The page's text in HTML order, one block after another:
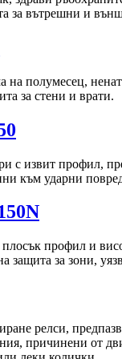
за вътрешни и
полумесец,
за стени и врати.
с извит профил,
към ударни
профил и
защита за зони,
релси,
причинени от